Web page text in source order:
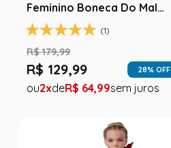
Feminino Boneca Do Mal
Halloween
(1)
R$ 179,99
R$ 129,99 28% OFF
2 R$ 64,99